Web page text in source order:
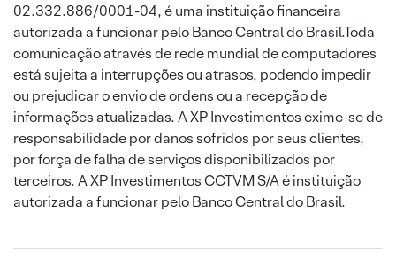
02.332.886/0001-04, é uma instituição financeira
autorizada a funcionar pelo Banco Central do Brasil.Toda
comunicação através de rede mundial de computadores
está sujeita a interrupções ou atrasos, podendo impedir
ou prejudicar o envio de ordens ou a recepção de
informações atualizadas. A XP Investimentos exime-se de
responsabilidade por danos sofridos por seus clientes,
por força de falha de serviços disponibilizados por
terceiros. A XP Investimentos CCTVM S/A é instituição
autorizada a funcionar pelo Banco Central do Brasil.